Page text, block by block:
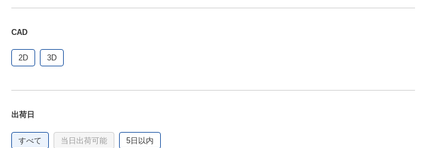
CAD
2D 3D
出荷日
すべて 当日出荷可能 5日以内